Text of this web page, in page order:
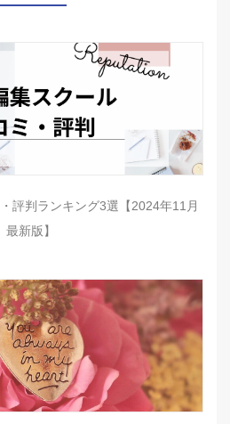
評判ランキング3選【2024年11月
最新版】